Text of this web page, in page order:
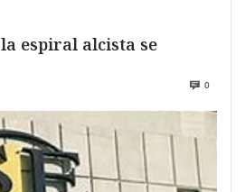
la espiral alcista se
0